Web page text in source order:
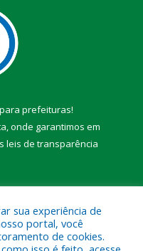
prefeituras!
onde garantimos em
leis de transparência
sua experiência de
portal, você
de cookies.